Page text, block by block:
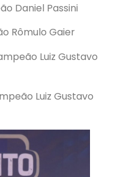
Daniel Passini
Rômulo Gaier
Luiz Gustavo
Luiz Gustavo